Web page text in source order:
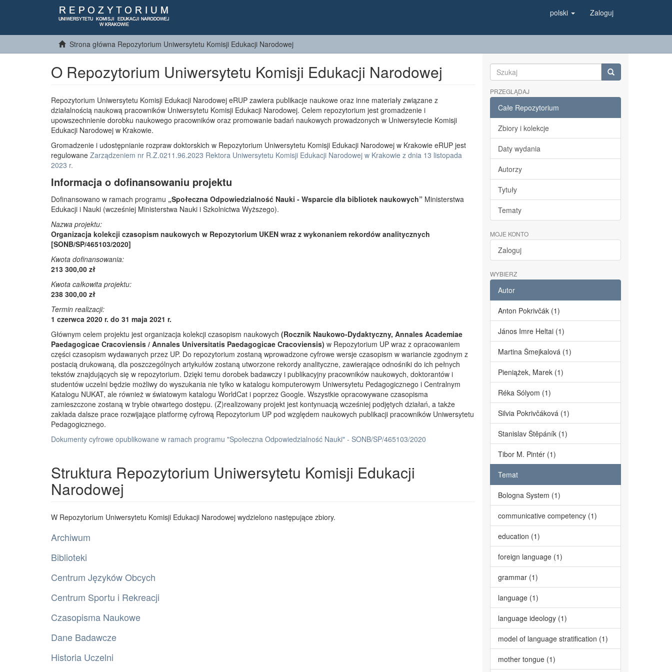
polski Zaloguj
Strona główna Repozytorium Uniwersytetu Komisji Edukacji Narodowej
O Repozytorium Uniwersytetu Komisji Edukacji Narodowej
Repozytorium Uniwersytetu Komisji Edukacji Narodowej eRUP zawiera publikacje naukowe oraz inne materiały związane z
działalnością naukową pracowników Uniwersytetu Komisji Edukacji Narodowej. Celem repozytorium jest gromadzenie i
upowszechnienie dorobku naukowego pracowników oraz promowanie badań naukowych prowadzonych w Uniwersytecie Komisji
Edukacji Narodowej w Krakowie.
Gromadzenie i udostępnianie rozpraw doktorskich w Repozytorium Uniwersytetu Komisji Edukacji Narodowej w Krakowie eRUP jest
regulowane Zarządzeniem nr R.Z.0211.96.2023 Rektora Uniwersytetu Komisji Edukacji Narodowej w Krakowie z dnia 13 listopada
2023 r.
Informacja o dofinansowaniu projektu
Dofinansowano w ramach programu „Społeczna Odpowiedzialność Nauki - Wsparcie dla bibliotek naukowych” Ministerstwa
Edukacji i Nauki (wcześniej Ministerstwa Nauki i Szkolnictwa Wyższego).
Nazwa projektu:
Organizacja kolekcji czasopism naukowych w Repozytorium UKEN wraz z wykonaniem rekordów analitycznych
[SONB/SP/465103/2020]
Kwota dofinansowania:
213 300,00 zł
Kwota całkowita projektu:
238 300,00 zł
Termin realizacji:
1 czerwca 2020 r. do 31 maja 2021 r.
Głównym celem projektu jest organizacja kolekcji czasopism naukowych (Rocznik Naukowo-Dydaktyczny, Annales Academiae
Paedagogicae Cracoviensis / Annales Universitatis Paedagogicae Cracoviensis) w Repozytorium UP wraz z opracowaniem
części czasopism wydawanych przez UP. Do repozytorium zostaną wprowadzone cyfrowe wersje czasopism w wariancie zgodnym z
postacią drukowaną, dla poszczególnych artykułów zostaną utworzone rekordy analityczne, zawierające odnośniki do ich pełnych
tekstów znajdujących się w repozytorium. Dzięki temu dorobek badawczy i publikacyjny pracowników naukowych, doktorantów i
studentów uczelni będzie możliwy do wyszukania nie tylko w katalogu komputerowym Uniwersytetu Pedagogicznego i Centralnym
Katalogu NUKAT, ale również w światowym katalogu WorldCat i poprzez Google. Wszystkie opracowywane czasopisma
zamieszczone zostaną w trybie otwartego dostępu. (Z)realizowany projekt jest kontynuacją wcześniej podjętych działań, a także
zakłada dalsze prace rozwijające platformę cyfrową Repozytorium UP pod względem naukowych publikacji pracowników Uniwersytetu
Pedagogicznego.
Dokumenty cyfrowe opublikowane w ramach programu "Społeczna Odpowiedzialność Nauki" - SONB/SP/465103/2020
Struktura Repozytorium Uniwersytetu Komisji Edukacji
Narodowej
W Repozytorium Uniwersytetu Komisji Edukacji Narodowej wydzielono następujące zbiory.
Archiwum
Biblioteki
Centrum Języków Obcych
Centrum Sportu i Rekreacji
Czasopisma Naukowe
Dane Badawcze
Historia Uczelni
PRZEGLĄDAJ
Całe Repozytorium
Zbiory i kolekcje
Daty wydania
Autorzy
Tytuły
Tematy
MOJE KONTO
Zaloguj
WYBIERZ
Autor
Anton Pokrivčák (1)
János Imre Heltai (1)
Martina Šmejkalová (1)
Pieniążek, Marek (1)
Réka Sólyom (1)
Silvia Pokrivčáková (1)
Stanislav Štěpáník (1)
Tibor M. Pintér (1)
Temat
Bologna System (1)
communicative competency (1)
education (1)
foreign language (1)
grammar (1)
language (1)
language ideology (1)
model of language stratification (1)
mother tongue (1)